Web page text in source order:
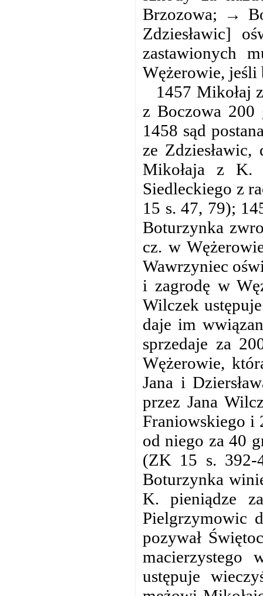
Brzozowa; →
Zdziesławic]
zastawionych
Wężerowie, jeśli
1457 Mikołaj
z Boczowa
1458 sąd
ze
Mikołaja z K.
Siedleckiego z
15 s. 47, 79);
Boturzynka
cz. w
Wawrzyniec
i zagrodę w
Wilczek
daje im
sprzedaje za
Wężerowie,
Jana i
przez Jana
Franiowskiego i
od niego za 40
(ZK 15 s. 392-
Boturzynka
K. pieniądze
Pielgrzymowic
pozywał
macierzystego
ustępuje